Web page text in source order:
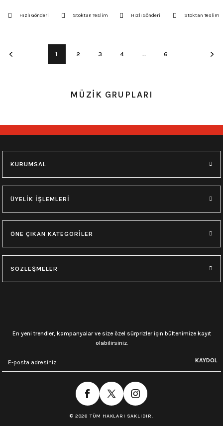
Hızlı Gönderi Stoktan Teslim Hızlı Gönderi Stoktan Teslim
1 2 3 4 .. 6
MÜZİK GRUPLARI
KURUMSAL
ÜYELİK İŞLEMLERİ
ÖNE ÇIKAN KATEGORİLER
SÖZLEŞMELER
En yeni trendler, kampanyalar ve size özel sürprizler için bültenimize kayıt
olabilirsiniz.
KAYDOL
© 2026 TÜM HAKLARI SAKLIDIR.